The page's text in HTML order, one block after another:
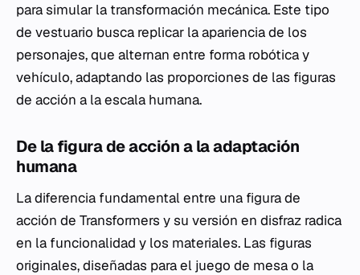
para simular la transformación mecánica. Este tipo
de vestuario busca replicar la apariencia de los
personajes, que alternan entre forma robótica y
vehículo, adaptando las proporciones de las figuras
de acción a la escala humana.
De la figura de acción a la adaptación
humana
La diferencia fundamental entre una figura de
acción de Transformers y su versión en disfraz radica
en la funcionalidad y los materiales. Las figuras
originales, diseñadas para el juego de mesa o la